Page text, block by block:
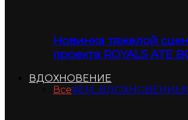
Новинка тяжелой
проекта ROYALS ATE
ВДОХНОВЕНИЕ
Все#ЕМ_ВДОХНОВЕНИЕ